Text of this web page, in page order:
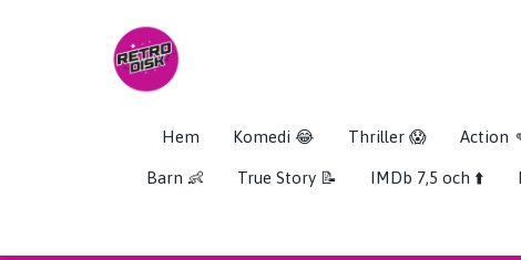
Hem Komedi 😂 Thriller 😱 Action
Barn 👶 True Story 📝 IMDb 7,5 och ⬆️